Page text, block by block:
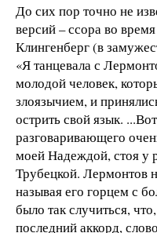
До сих пор точно не
версий – ссора во
Клингенберг (в
«Я танцевала с
молодой человек,
злоязычием, и
острить свой язык.
разговаривающего
моей Надеждой, стоя у
Трубецкой. Лермонтов
называя его горцем с
было так случиться,
последний аккорд,